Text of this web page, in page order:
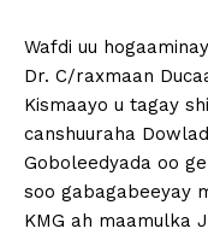
Wafdi uu
Dr. C/raxmaan
Kismaayo u tagay
canshuuraha
Goboleedyada oo
soo gabagabeeyay
KMG ah maamulka